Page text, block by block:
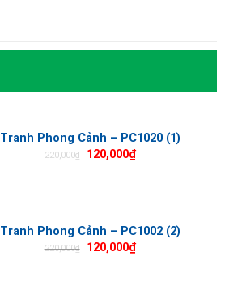
Tranh Phong Cảnh – PC1020 (1)
220,000₫ 120,000₫
Tranh Phong Cảnh – PC1002 (2)
220,000₫ 120,000₫